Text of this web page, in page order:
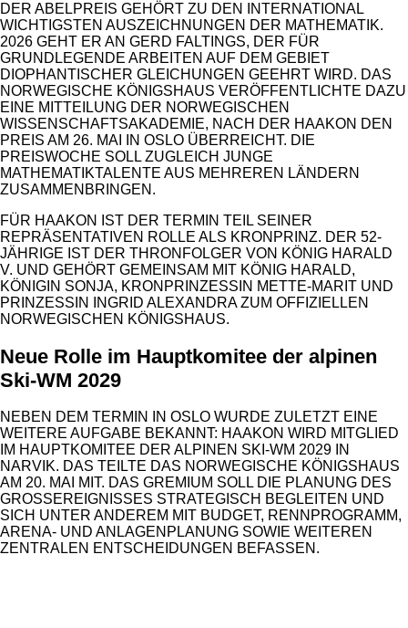
DER ABELPREIS GEHÖRT ZU DEN INTERNATIONAL
WICHTIGSTEN AUSZEICHNUNGEN DER MATHEMATIK.
2026 GEHT ER AN GERD FALTINGS, DER FÜR
GRUNDLEGENDE ARBEITEN AUF DEM GEBIET
DIOPHANTISCHER GLEICHUNGEN GEEHRT WIRD. DAS
NORWEGISCHE KÖNIGSHAUS VERÖFFENTLICHTE DAZU
EINE MITTEILUNG DER NORWEGISCHEN
WISSENSCHAFTSAKADEMIE, NACH DER HAAKON DEN
PREIS AM 26. MAI IN OSLO ÜBERREICHT. DIE
PREISWOCHE SOLL ZUGLEICH JUNGE
MATHEMATIKTALENTE AUS MEHREREN LÄNDERN
ZUSAMMENBRINGEN.
FÜR HAAKON IST DER TERMIN TEIL SEINER
REPRÄSENTATIVEN ROLLE ALS KRONPRINZ. DER 52-
JÄHRIGE IST DER THRONFOLGER VON KÖNIG HARALD
V. UND GEHÖRT GEMEINSAM MIT KÖNIG HARALD,
KÖNIGIN SONJA, KRONPRINZESSIN METTE-MARIT UND
PRINZESSIN INGRID ALEXANDRA ZUM OFFIZIELLEN
NORWEGISCHEN KÖNIGSHAUS.
Neue Rolle im Hauptkomitee der alpinen
Ski-WM 2029
NEBEN DEM TERMIN IN OSLO WURDE ZULETZT EINE
WEITERE AUFGABE BEKANNT: HAAKON WIRD MITGLIED
IM HAUPTKOMITEE DER ALPINEN SKI-WM 2029 IN
NARVIK. DAS TEILTE DAS NORWEGISCHE KÖNIGSHAUS
AM 20. MAI MIT. DAS GREMIUM SOLL DIE PLANUNG DES
GROSSEREIGNISSES STRATEGISCH BEGLEITEN UND S
ICH UNTER ANDEREM MIT BUDGET, RENNPROGRAMM, A
RENA- UND ANLAGENPLANUNG SOWIE WEITEREN Z
ENTRALEN ENTSCHEIDUNGEN BEFASSEN.